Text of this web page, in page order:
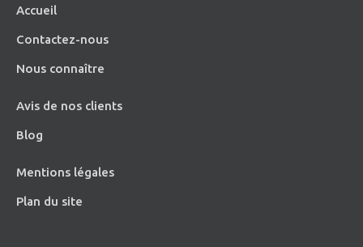
Accueil
Contactez-nous
Nous connaître
Avis de nos clients
Blog
Mentions légales
Plan du site